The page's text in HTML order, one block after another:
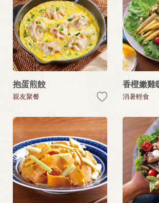
抱蛋煎餃
親友聚餐
香橙嫩雞
消暑輕食